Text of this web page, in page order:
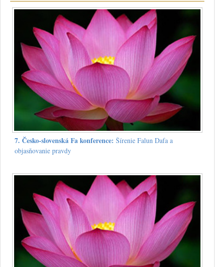
7. Česko-slovenská Fa konference: Šírenie Falun Dafa a
objasňovanie pravdy